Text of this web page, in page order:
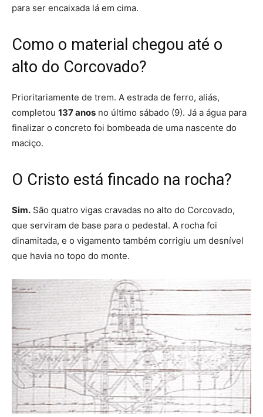
para ser encaixada lá em cima.
Como o material chegou até o
alto do Corcovado?
Prioritariamente de trem. A estrada de ferro, aliás,
completou 137 anos no último sábado (9). Já a água para
finalizar o concreto foi bombeada de uma nascente do
maciço.
O Cristo está fincado na rocha?
Sim. São quatro vigas cravadas no alto do Corcovado,
que serviram de base para o pedestal. A rocha foi
dinamitada, e o vigamento também corrigiu um desnível
que havia no topo do monte.